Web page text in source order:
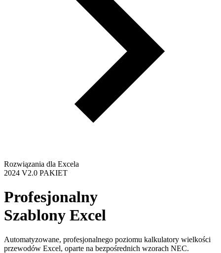
Rozwiązania dla Excela
2024 V2.0 PAKIET
Profesjonalny
Szablony Excel
Automatyzowane, profesjonalnego poziomu kalkulatory wielkości
przewodów Excel, oparte na bezpośrednich wzorach NEC.